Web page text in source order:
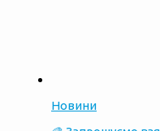
Новини